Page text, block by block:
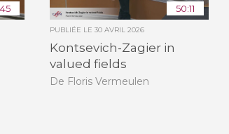
50:11
PUBLIÉE LE30 AVRIL 2026
Kontsevich-Zagier in
valued fields
De Floris Vermeulen